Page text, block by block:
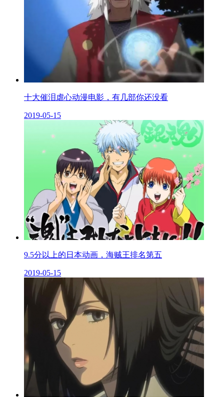
十大催泪虐心动漫电影，有几部你还没看
2019-05-15
9.5分以上的日本动画，海贼王排名第五
2019-05-15